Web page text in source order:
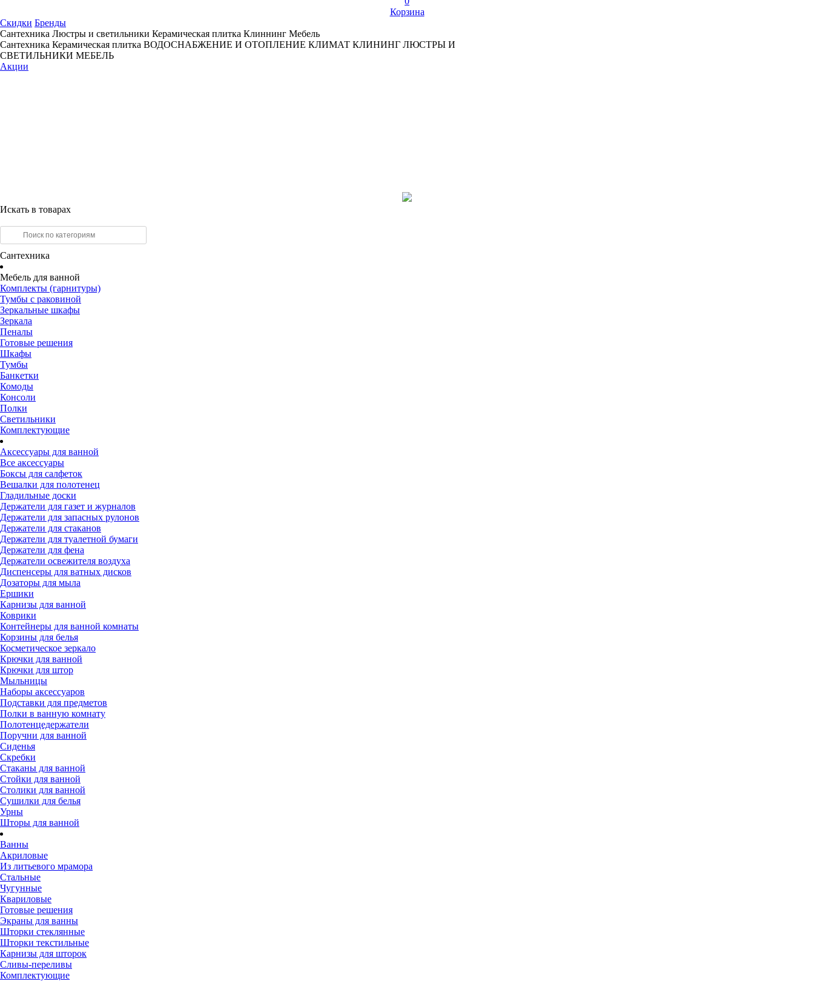
Корзина
Скидки Бренды
Сантехника Люстры и светильники Керамическая плитка Клиннинг Мебель
Сантехника Керамическая плитка ВОДОСНАБЖЕНИЕ И ОТОПЛЕНИЕ КЛИМАТ КЛИНИНГ ЛЮСТРЫ И
СВЕТИЛЬНИКИ МЕБЕЛЬ
Акции
Искать в товарах
Сантехника
Мебель для ванной
Комплекты (гарнитуры)
Тумбы с раковиной
Зеркальные шкафы
Зеркала
Пеналы
Готовые решения
Шкафы
Тумбы
Банкетки
Комоды
Консоли
Полки
Светильники
Комплектующие
Аксессуары для ванной
Все аксессуары
Боксы для салфеток
Вешалки для полотенец
Гладильные доски
Держатели для газет и журналов
Держатели для запасных рулонов
Держатели для стаканов
Держатели для туалетной бумаги
Держатели для фена
Держатели освежителя воздуха
Диспенсеры для ватных дисков
Дозаторы для мыла
Ершики
Карнизы для ванной
Коврики
Контейнеры для ванной комнаты
Корзины для белья
Косметическое зеркало
Крючки для ванной
Крючки для штор
Мыльницы
Наборы аксессуаров
Подставки для предметов
Полки в ванную комнату
Полотенцедержатели
Поручни для ванной
Сиденья
Скребки
Стаканы для ванной
Стойки для ванной
Столики для ванной
Сушилки для белья
Урны
Шторы для ванной
Ванны
Акриловые
Из литьевого мрамора
Стальные
Чугунные
Квариловые
Готовые решения
Экраны для ванны
Шторки стеклянные
Шторки текстильные
Карнизы для шторок
Сливы-переливы
Комплектующие